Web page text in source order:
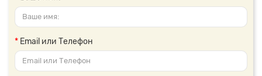
Email или Телефон